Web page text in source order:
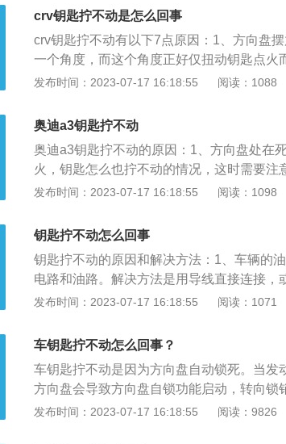
方法其实很简单，把钥匙插入钥匙孔，左手
直到钥匙可以拧动；2、由于洗车后残留的
后，里面的锁止机构不能弹起，出现钥匙无
拧钥匙，否则会造成钥匙的损坏或是变形而
是给门锁加热的方式打开。3、忘记把档位
crv钥匙拧不动是怎么回事
crv钥匙拧不动有以下7点原因：1、方向盘
一个角度，而这个角度正好仅扭动钥匙点火
解决方法：可以右手轻扭钥匙，左手轻转方
方向盘转动，就会导致方向盘自锁功能启动
盘就不能动，即使是插进钥匙用力拧也拧不
在被盗风险，所以锁死方向盘来实现防盗功
锁定解除后，再进行解锁尝试。3、钥匙簧
难转动钥匙，并且可以明确判断与方向盘无
不对：例如拧钥匙的方向错了。解决方法：
锈：解决方法：可以尝试给锁芯里面加点发
如果还是不能打开，需更换锁芯。6、钥匙
的。解决方法：建议对门锁部分进行加温处
发布时间：2023-07-17 16:18:55 阅读：1088
奥迪a3钥匙拧不动
奥迪a3钥匙拧不动的原因：1、方向盘处在
火，钥匙怎么也拧不动的情况，这时需要注
在一个稍大的角度时，方向盘就会自动锁上
没有把挡位回到P档如果在D档或是R档能够
大的安全隐患。因此对于自动挡车辆（AT
式，并且在说明书中一再告知：点火时确保
位挂到P挡；3、一键启动有时智能钥匙会
示钥匙匹配错误，这种情况很可能是智能钥
启动；4、电瓶没有电打不着火可能是由于
是电瓶寿命到期；解决办法：根据保养手册
3的介绍：A3的风格自成一族，它代表一种
防盗功能：这是方向盘锁死现象，是一种保
发布时间：2023-07-17 16:18:55 阅读：1098
钥匙拧不动怎么回事
钥匙拧不动的原因和解决方法：1、车辆的
电路和油路。解决方法是用导线直接连接，
点火电路。2、方向盘自动锁死的功能起动
洗车后残留的水进入钥匙孔造成的，当钥匙
起，出现钥匙无法拧动。解决方法是给钥匙
别的钥匙。解决方法是用相对应的钥匙。以
键：钥匙上标有的开锁图案的按钮，用于
功能。2、锁车键：钥匙上标有的关锁图案
发布时间：2023-07-17 16:18:55 阅读：1071
车钥匙拧不动怎么回事？
车钥匙拧不动是因为方向盘自动锁死。当发
方向盘会导致方向盘自锁功能启动，转向锁
动了，再插进钥匙时用力拧也拧不动。解决
发布时间：2023-07-17 16:18:55 阅读：9826